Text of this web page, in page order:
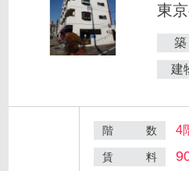
東
築
建
階 数 4
賃 料